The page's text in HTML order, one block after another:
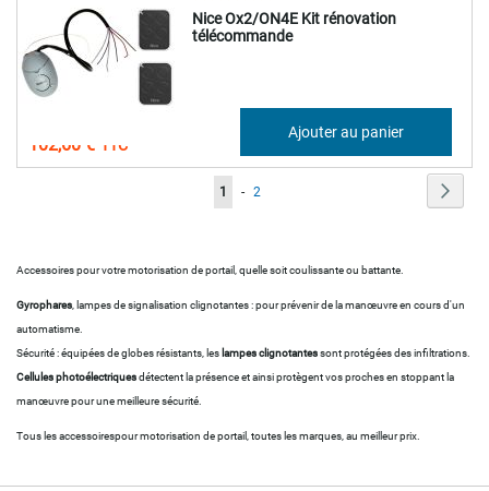
Accessoires pour votre motorisation de portail, quelle soit coulissante ou battante.
Gyrophares , lampes de signalisation clignotantes : pour prévenir de la manœuvre en cours d'un
automatisme.
Sécurité : équipées de globes résistants, les lampes clignotantessont protégées des infiltrations.
Cellules photoélectriquesdétectent la présence et ainsi protègent vos proches en stoppant la
manœuvre pour une meilleure sécurité.
Tous les accessoirespour motorisation de portail, toutes les marques, au meilleur prix.
Nice Ox2/ON4E Kit rénovation
télécommande
102,60 €
Ajouter au panier
Page
Vous
1 - Page
2